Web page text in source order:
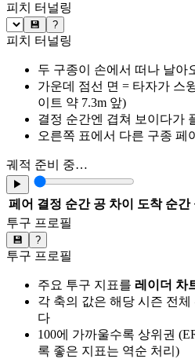
피치 터널링
💾 ?
피치 터널링
두 구종이 손에서 떠나 날아
가운데 점선 면 = 타자가 스
이트 약 7.3m 앞)
결정 순간엔 겹쳐 보이다가
오른쪽 표에서 다른 구종 페
궤적 준비 중…
▶
페어 결정 순간 공 차이 도착 순간
투구 프로필
💾 ?
투구 프로필
주요 투구 지표를 레이더 차
각 축의 값은 해당 시즌 전체
다
100에 가까울수록 상위권
록 좋은 지표는 역순 처리)